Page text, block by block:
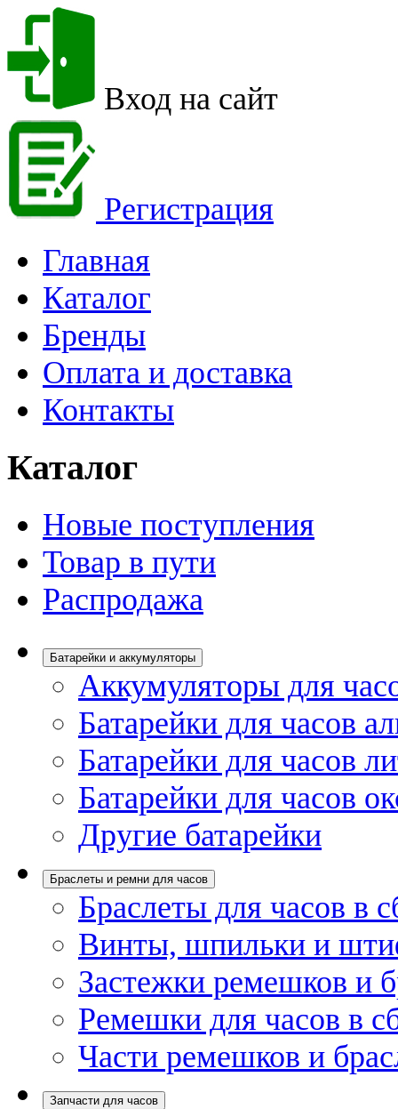
Вход на сайт
Регистрация
Главная
Каталог
Бренды
Оплата и доставка
Контакты
Каталог
Новые поступления
Товар в пути
Распродажа
Батарейки и аккумуляторы
Аккумуляторы для
Батарейки для часов
Батарейки для часов
Батарейки для часов
Другие батарейки
Браслеты и ремни для часов
Браслеты для часов в
Винты, шпильки и
Застежки ремешков и
Ремешки для часов в
Части ремешков и
Запчасти для часов